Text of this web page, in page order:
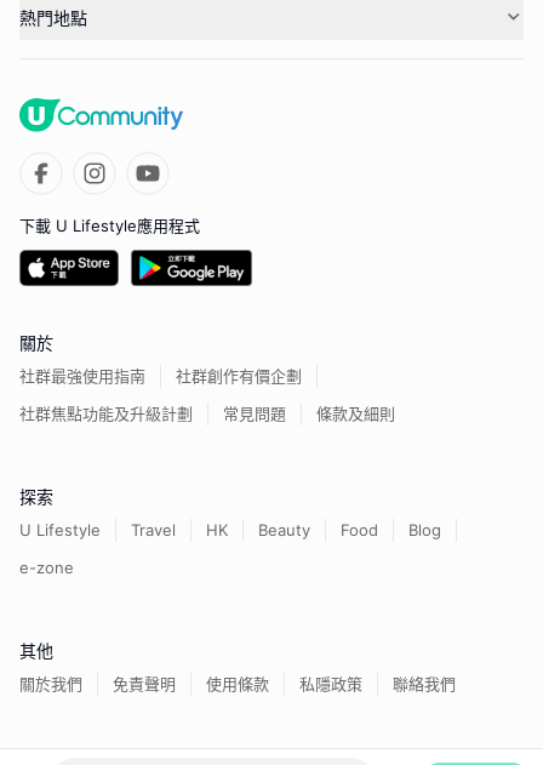
熱門地點
下載 U Lifestyle應用程式
關於
社群最強使用指南
社群創作有價企劃
社群焦點功能及升級計劃
常見問題 條款及細則
探索
U Lifestyle Travel HK Beauty Food
Blog
e-zone
其他
關於我們 免責聲明 使用條款 私隱政策 聯絡我們